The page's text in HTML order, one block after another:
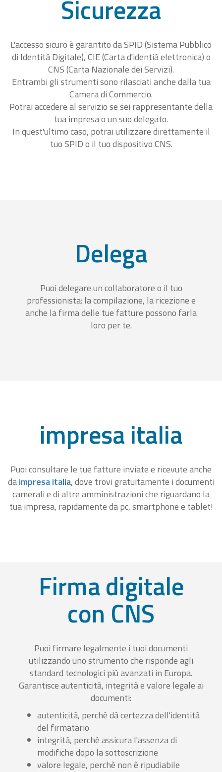
Sicurezza
L'accesso sicuro è garantito da SPID (Sistema Pubblico
di Identità Digitale), CIE (Carta d'identià elettronica) o
CNS (Carta Nazionale dei Servizi).
Entrambi gli strumenti sono rilasciati anche dalla tua
Camera di Commercio.
Potrai accedere al servizio se sei rappresentante della
tua impresa o un suo delegato.
In quest'ultimo caso, potrai utilizzare direttamente il
tuo SPID o il tuo dispositivo CNS.
Delega
Puoi delegare un collaboratore o il tuo
professionista: la compilazione, la ricezione e
anche la firma delle tue fatture possono farla
loro per te.
impresa italia
Puoi consultare le tue fatture inviate e ricevute anche
daimpresa italia, dove trovi gratuitamente i documenti
camerali e di altre amministrazioni che riguardano la
tua impresa, rapidamente da pc, smartphone e tablet!
Firma digitale
con CNS
Puoi firmare legalmente i tuoi documenti
utilizzando uno strumento che risponde agli
standard tecnologici più avanzati in Europa.
Garantisce autenticità, integrità e valore legale ai
documenti:
autenticità, perchè dà certezza dell'identità
del firmatario
integrità, perchè assicura l'assenza di
modifiche dopo la sottoscrizione
valore legale, perchè non è ripudiabile